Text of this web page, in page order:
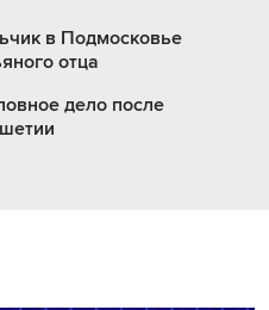
в Подмосковье
отца
дело после